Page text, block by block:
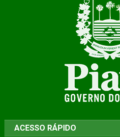
ACESSO RÁPIDO